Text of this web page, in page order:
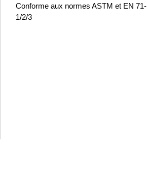
Conforme aux normes ASTM et EN 71-
1/2/3